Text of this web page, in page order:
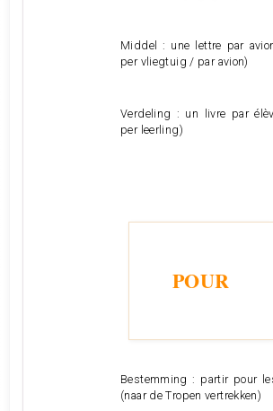
Middel : une lettre par
per vliegtuig / par avion)
Verdeling : un livre par
per leerling)
POUR
Bestemming : partir pour
(naar de Tropen vertrekken)